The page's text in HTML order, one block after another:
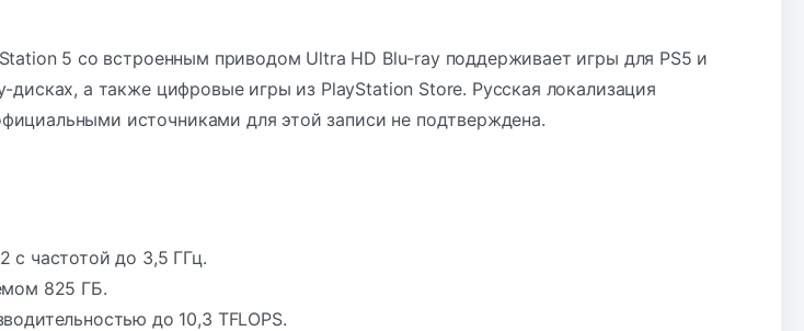
5 со встроенным приводом Ultra HD Blu-ray поддерживает игры для PS5 и
а также цифровые игры из PlayStation Store. Русская локализация
источниками для этой записи не подтверждена.
с частотой до 3,5 ГГц.
825 ГБ.
до 10,3 TFLOPS.